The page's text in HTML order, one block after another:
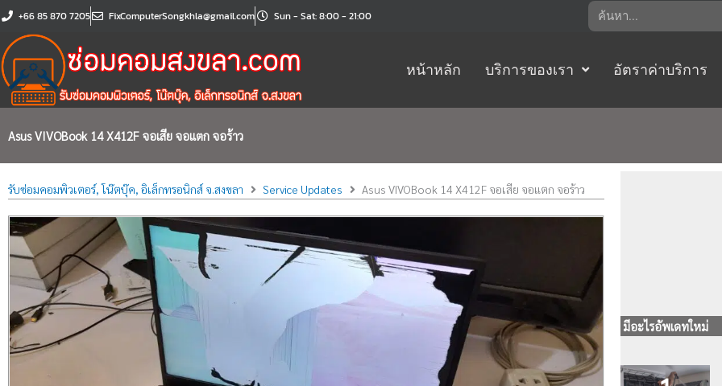
Skip
content
+66 85 870 7205 FixComputerSongkhla@gmail.com Sun - Sat: 8:00 - 21:00 Search
หน้าหลัก บริการของเรา อัตราค่าบริการ
Asus VIVOBook 14 X412F จอเสีย จอแตก จอร้าว
รับซ่อมคอมพิวเตอร์, โน๊ตบุ๊ค, อิเล็กทรอนิกส์ จ.สงขลา Service Updates Asus VIVOBook 14 X412F จอเสีย จอแตก จอร้าว
มีอะไรอัพเดทใหม่